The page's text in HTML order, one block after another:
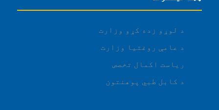
د لوړو زده کړو وزارت
د عامې روغتیا وزارت
ریاست اکمال تخصص
د کابل طبي پوهنتون